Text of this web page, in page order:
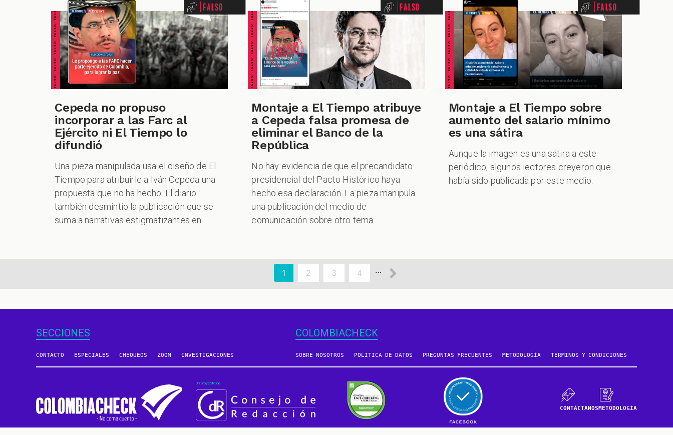
FALSO FALSO FALSO FALSO FALSO FALSO FALSO Falso
Cepeda no propuso
incorporar a las Farc al
Ejército ni El Tiempo lo
difundió
Una pieza manipulada usa el diseño de El
Tiempo para atribuirle a Iván Cepeda una
propuesta que no ha hecho. El diario
también desmintió la publicación que se
suma a narrativas estigmatizantes en...
FALSO FALSO FALSO FALSO FALSO FALSO FALSO Falso
Montaje a El Tiempo atribuye
a Cepeda falsa promesa de
eliminar el Banco de la
República
No hay evidencia de que el precandidato
presidencial del Pacto Histórico haya
hecho esa declaración. La pieza manipula
una publicación del medio de
comunicación sobre otro tema.
FALSO FALSO FALSO FALSO FALSO FALSO FALSO Falso
Montaje a El Tiempo sobre
aumento del salario mínimo
es una sátira
Aunque la imagen es una sátira a este
periódico, algunos lectores creyeron que
había sido publicada por este medio.
Página
actual
1 Page
2 Page
3 Page
4 …
Siguiente
SECCIONES
CONTACTO ESPECIALES CHEQUEOS ZOOM INVESTIGACIONES
COLOMBIACHECK
SOBRE NOSOTROS POLÍTICA DE DATOS PREGUNTAS FRECUENTES METODOLOGÍA TÉRMINOS Y CONDICIONES
Un proyecto de
CONTÁCTANOSMETODOLOGÍA